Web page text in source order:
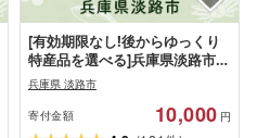
[有効期限なし!後からゆっくり
特産品を選べる]兵庫県淡路市カ
タログポイント
兵庫県 淡路市
寄付金額 10,000 円